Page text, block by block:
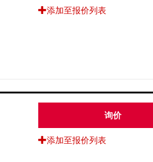
添加至报价列表
询价
添加至报价列表